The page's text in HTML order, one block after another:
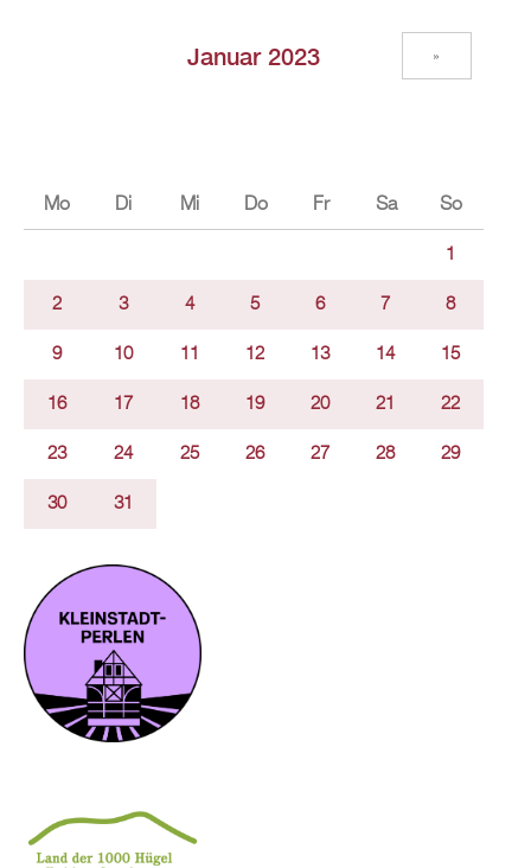
Januar 2023 »
Mo Di Mi Do Fr Sa So
1
2 3 4 5 6 7 8
9 10 11 12 13 14 15
16 17 18 19 20 21 22
23 24 25 26 27 28 29
30 31